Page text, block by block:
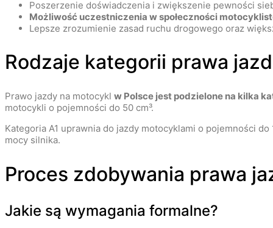
Poszerzenie doświadczenia i zwiększenie pewności
Możliwość uczestniczenia w społeczności
Lepsze zrozumienie zasad ruchu drogowego oraz
Rodzaje kategorii prawa
Prawo jazdy na motocykl w Polsce jest podzielone na kilka
motocykli o pojemności do 50 cm³.
Kategoria A1 uprawnia do jazdy motocyklami o pojemności
mocy silnika.
Proces zdobywania prawa
Jakie są wymagania formalne?